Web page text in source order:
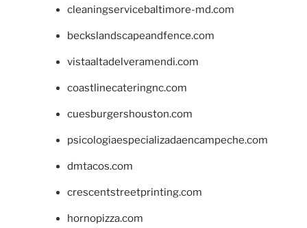
cleaningservicebaltimore-md.com
beckslandscapeandfence.com
vistaaltadelveramendi.com
coastlinecateringnc.com
cuesburgershouston.com
psicologiaespecializadaencampeche.com
dmtacos.com
crescentstreetprinting.com
hornopizza.com